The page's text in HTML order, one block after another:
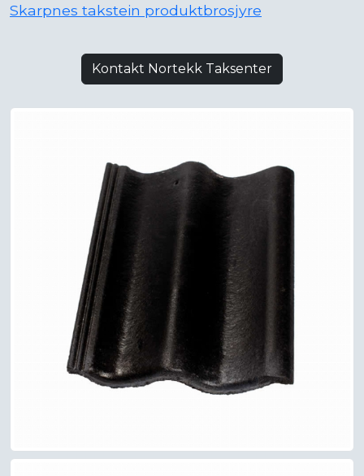
Skarpnes takstein produktbrosjyre
Kontakt Nortekk Taksenter